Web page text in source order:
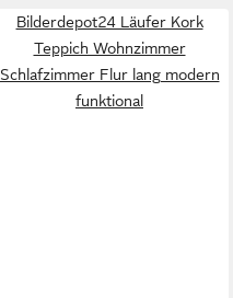
Bilderdepot24 Läufer Kork
Teppich Wohnzimmer
Schlafzimmer Flur lang modern
funktional